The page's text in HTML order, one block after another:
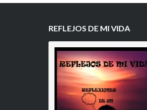
REFLEJOS DE MI VIDA